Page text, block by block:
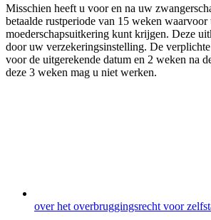
Misschien heeft u voor en na uw
betaalde rustperiode van 15 weken waarvoor
moederschapsuitkering kunt krijgen. Deze
door uw verzekeringsinstelling. De
voor de uitgerekende datum en 2 weken na
deze 3 weken mag u niet werken.
over het overbruggingsrecht voor